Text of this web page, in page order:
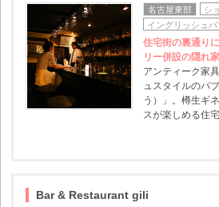
名古屋東部
シ
イングリッシュパ
住宅街の裏通り
リー併設の隠れ
アンティーク家
ュスタイルのパ
う）」。樽生ギ
スが楽しめる住
Bar & Restaurant gili